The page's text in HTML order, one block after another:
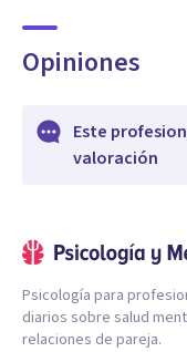
Opiniones
Este
valoración
Psicología para
diarios sobre salud
relaciones de pareja.